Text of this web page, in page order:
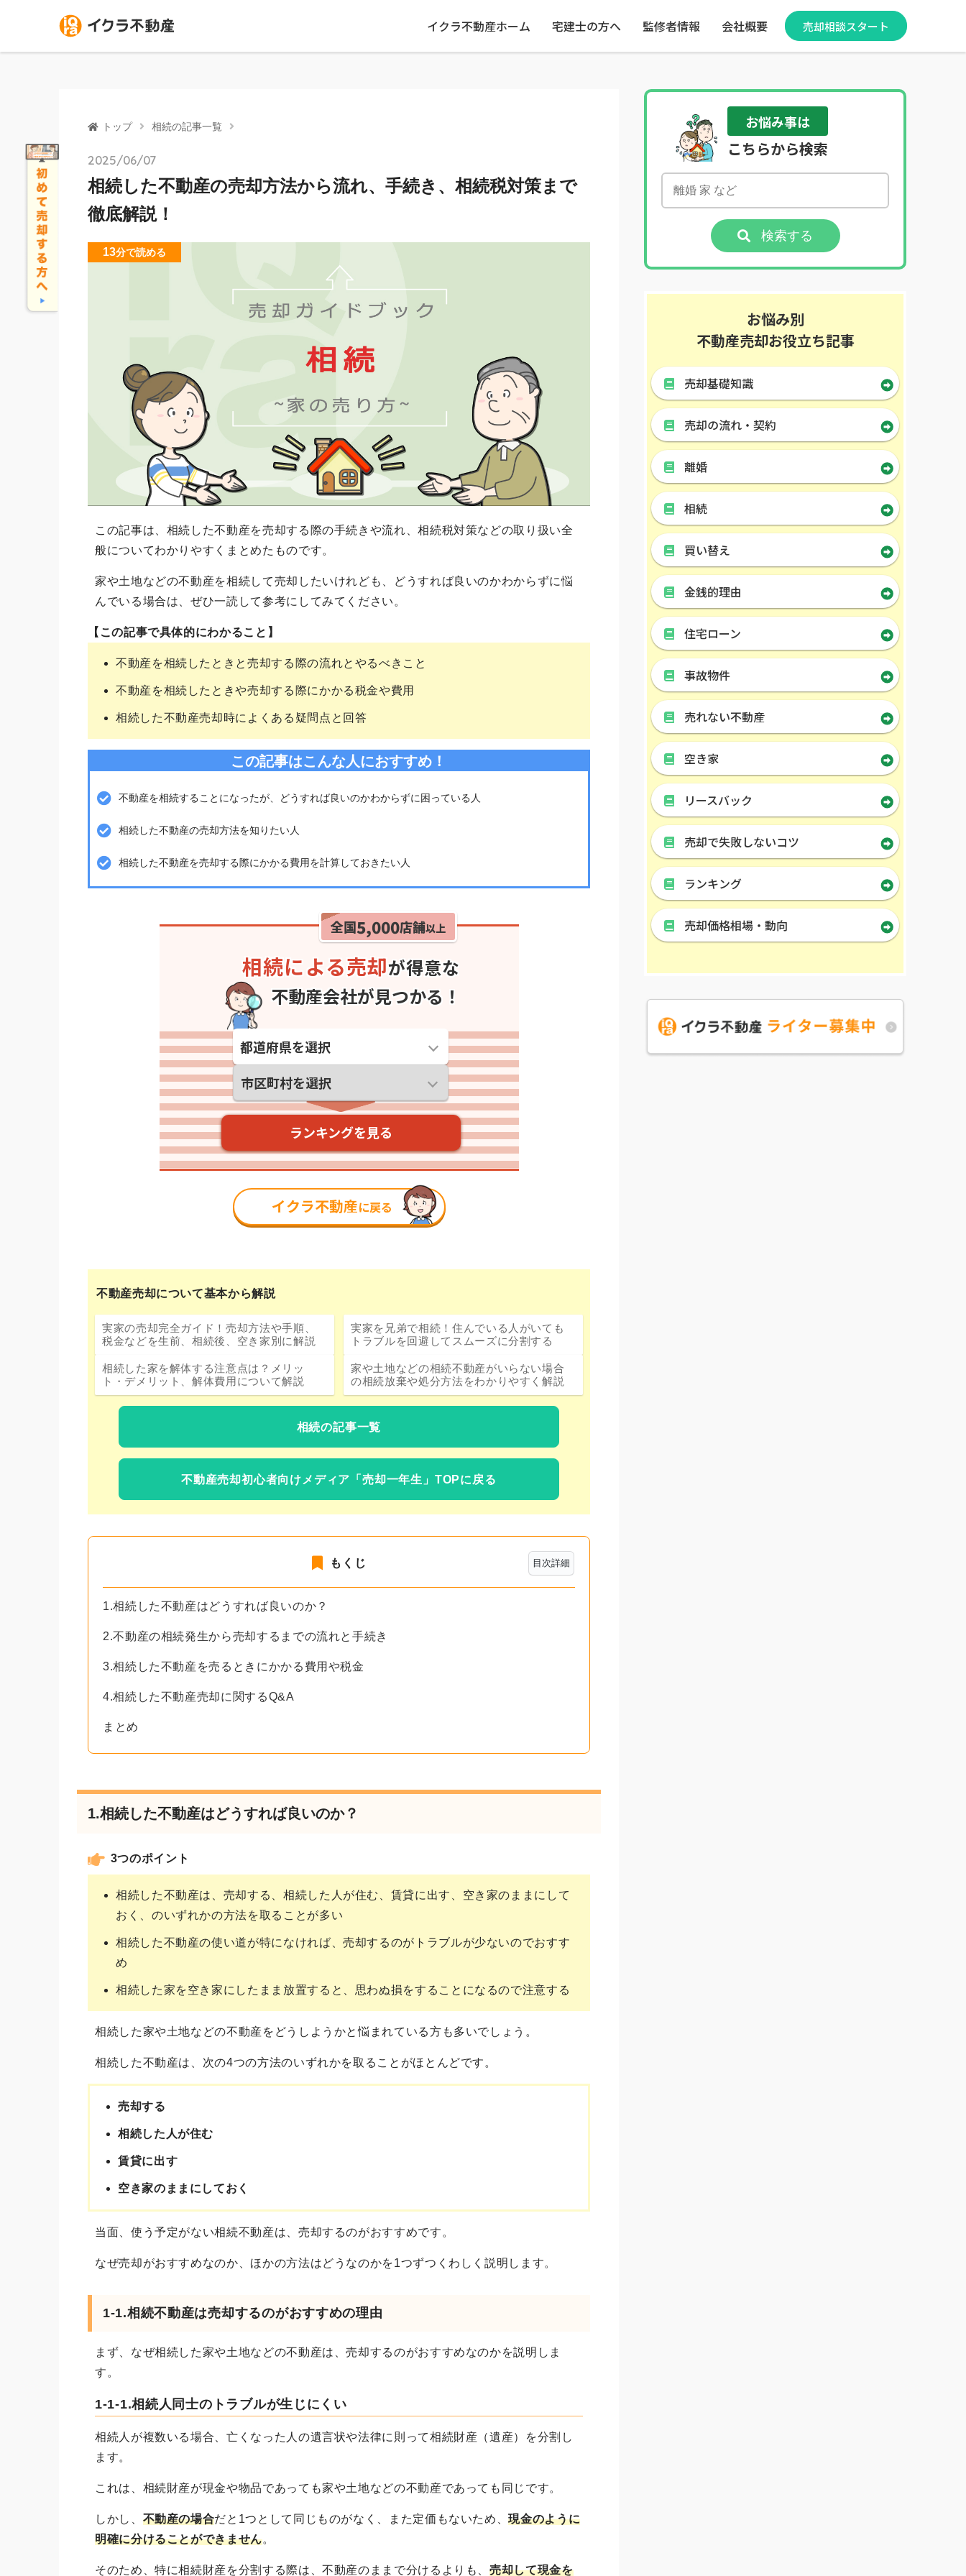
イクラ不動産ホーム 宅建士の方へ 監修者情報 会社概要 売却相談スタート
トップ 相続の記事一覧
2025/06/07
相続した不動産の売却方法から流れ、手続き、相続税対策まで
徹底解説！
13分で読める
この記事は、相続した不動産を売却する際の手続きや流れ、相続税対策などの取り扱い全
般についてわかりやすくまとめたものです。
家や土地などの不動産を相続して売却したいけれども、どうすれば良いのかわからずに悩
んでいる場合は、ぜひ一読して参考にしてみてください。
【この記事で具体的にわかること】
不動産を相続したときと売却する際の流れとやるべきこと
不動産を相続したときや売却する際にかかる税金や費用
相続した不動産売却時によくある疑問点と回答
この記事はこんな人におすすめ！
不動産を相続することになったが、どうすれば良いのかわからずに困っている人
相続した不動産の売却方法を知りたい人
相続した不動産を売却する際にかかる費用を計算しておきたい人
不動産売却について基本から解説
実家の売却完全ガイド！売却方法や手順、
税金などを生前、相続後、空き家別に解説
実家を兄弟で相続！住んでいる人がいても
トラブルを回避してスムーズに分割する
相続した家を解体する注意点は？メリッ
ト・デメリット、解体費用について解説
家や土地などの相続不動産がいらない場合
の相続放棄や処分方法をわかりやすく解説
相続の記事一覧
不動産売却初心者向けメディア 「売却一年生」TOPに戻る
目次詳細
もくじ
1.相続した不動産はどうすれば良いのか？
2.不動産の相続発生から売却するまでの流れと手続き
3.相続した不動産を売るときにかかる費用や税金
4.相続した不動産売却に関するQ&A
まとめ
1.相続した不動産はどうすれば良いのか？
3つのポイント
相続した不動産は、売却する、相続した人が住む、賃貸に出す、空き家のままにして
おく、のいずれかの方法を取ることが多い
相続した不動産の使い道が特になければ、売却するのがトラブルが少ないのでおすす
め
相続した家を空き家にしたまま放置すると、思わぬ損をすることになるので注意する
相続した家や土地などの不動産をどうしようかと悩まれている方も多いでしょう。
相続した不動産は、次の4つの方法のいずれかを取ることがほとんどです。
売却する
相続した人が住む
賃貸に出す
空き家のままにしておく
当面、使う予定がない相続不動産は、売却するのがおすすめです。
なぜ売却がおすすめなのか、ほかの方法はどうなのかを1つずつくわしく説明します。
1-1.相続不動産は売却するのがおすすめの理由
まず、なぜ相続した家や土地などの不動産は、売却するのがおすすめなのかを説明しま
す。
1-1-1.相続人同士のトラブルが生じにくい
相続人が複数いる場合、亡くなった人の遺言状や法律に則って相続財産（遺産）を分割し
ます。
これは、相続財産が現金や物品であっても家や土地などの不動産であっても同じです。
しかし、 不動産の場合だと1つとして同じものがなく、また定価もないため、現金のように
明確に分けることができません。
そのため、特に相続財産を分割する際は、不動産のままで分けるよりも、売却して現金を
お悩み事は
こちらから検索
検索する
お悩み別
不動産売却お役立ち記事
売却基礎知識
売却の流れ・契約
離婚
相続
買い替え
金銭的理由
住宅ローン
事故物件
売れない不動産
空き家
リースバック
売却で失敗しないコツ
ランキング
売却価格相場・動向